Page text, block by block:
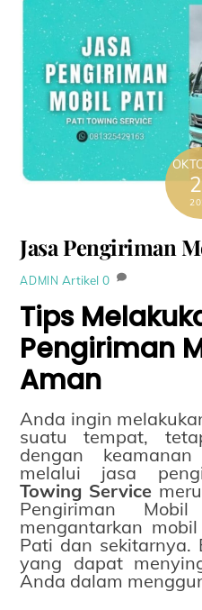
Jasa Pengiriman
ADMIN Artikel 0
Tips
Pengiriman
Aman
Anda ingin
suatu tempat,
dengan
melalui jasa
Towing Service
Pengiriman
mengantarkan
Pati dan sekitarnya.
yang dapat
Anda dalam